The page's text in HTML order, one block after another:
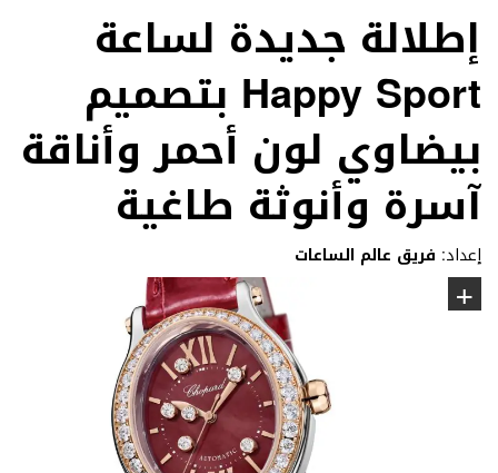
إطلالة جديدة لساعة
Happy Sport بتصميم
بيضاوي لون أحمر وأناقة
آسرة وأنوثة طاغية
إعداد: فريق عالم الساعات